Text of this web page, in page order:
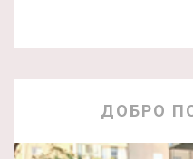
ДОБРО